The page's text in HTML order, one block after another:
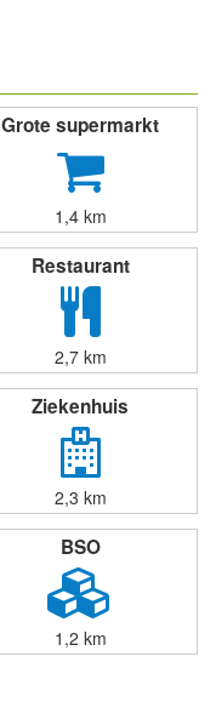
Grote supermarkt
1,4 km
Restaurant
2,7 km
Ziekenhuis
2,3 km
BSO
1,2 km